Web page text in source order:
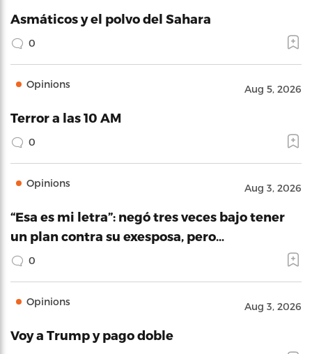
Asmáticos y el polvo del Sahara
0
Opinions Aug 5, 2026
Terror a las 10 AM
0
Opinions Aug 3, 2026
“Esa es mi letra”: negó tres veces bajo tener
un plan contra su exesposa, pero…
0
Opinions Aug 3, 2026
Voy a Trump y pago doble